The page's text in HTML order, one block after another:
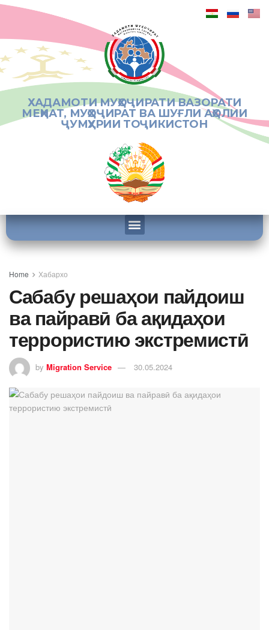
ХАДАМОТИ МУҲОҶИРАТИ ВАЗОРАТИ
МЕҲНАТ, МУҲОҶИРАТ ВА ШУҒЛИ АҲОЛИИ
ҶУМҲУРИИ ТОҶИКИСТОН
Home Хабархо
Сабабу решаҳои пайдоиш
ва пайравӣ ба ақидаҳои
террористию экстремистӣ
by Migration Service 30.05.2024